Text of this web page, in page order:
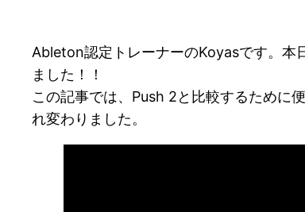
Ableton認定トレーナーのKoyasです。本
ました！！
この記事では、Push 2と比較するために
れ変わりました。